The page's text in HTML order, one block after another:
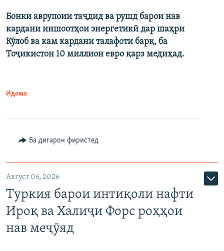
Бонки аврупоии таҷдид ва рушд барои нав
кардани иншоотҳои энергетикӣ дар шаҳри
Кӯлоб ва кам кардани талафоти барқ, ба
Тоҷикистон 10 миллион евро қарз медиҳад.
Идома
Ба дигарон фиристед
Август 06, 2026
Туркия барои интиқоли нафти
Ироқ ва Халиҷи Форс роҳҳои
нав меҷӯяд